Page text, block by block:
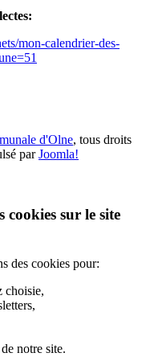
mon-calendrier-des-
d'Olne, tous droits
parJoomla!
sur le site
des cookies pour:
choisie,
notre site.